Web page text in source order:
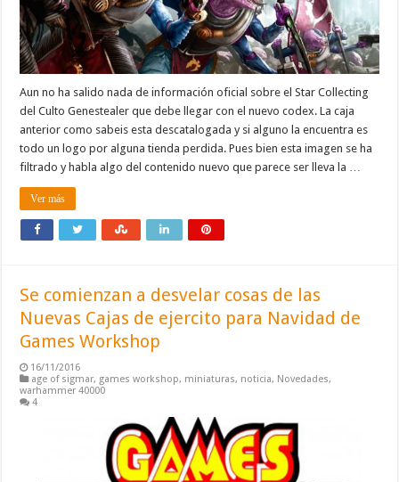
Aun no ha salido nada de información oficial sobre el Star Collecting
del Culto Genestealer que debe llegar con el nuevo codex. La caja
anterior como sabeis esta descatalogada y si alguno la encuentra es
todo un logo por alguna tienda perdida. Pues bien esta imagen se ha
filtrado y habla algo del contenido nuevo que parece ser lleva la …
Ver más
Se comienzan a desvelar cosas de las
Nuevas Cajas de ejercito para Navidad de
Games Workshop
16/11/2016
age of sigmar, games workshop, miniaturas, noticia, Novedades,
warhammer 40000
4